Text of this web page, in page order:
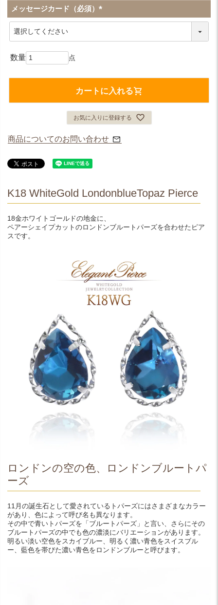
メッセージカード（必須）
(
カートに入れる
お気に入りに登録する
商品についてのお問い合わせ
K18 WhiteGold LondonblueTopaz Pierce
18金ホワイトゴールドの地金に、
ペアーシェイプカットのロンドンブルートパーズを合わせたピア
スです。
ロンドンの空の色、ロンドンブルートパ
ーズ
11月の誕生石として愛されているトパーズにはさまざまなカラー
があり、色によって呼び名も異なります。
その中で青いトパーズを「ブルートパーズ」と言い、さらにその
ブルートパーズの中でも色の濃淡にバリエーションがあります。
明るい淡い空色をスカイブルー、明るく濃い青色をスイスブル
ー、藍色を帯びた濃い青色をロンドンブルーと呼びます。